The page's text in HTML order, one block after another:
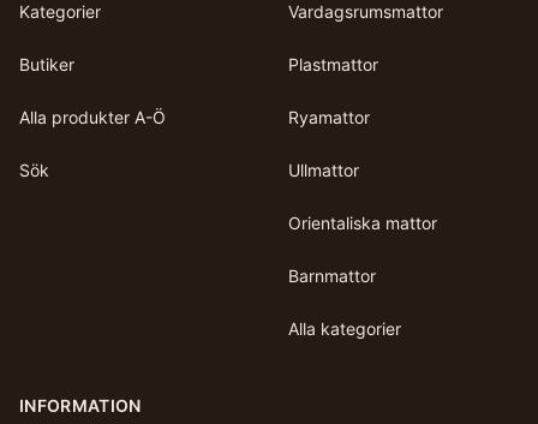
Kategorier
Butiker
Alla produkter A-Ö
Sök
Vardagsrumsmattor
Plastmattor
Ryamattor
Ullmattor
Orientaliska mattor
Barnmattor
Alla kategorier
INFORMATION